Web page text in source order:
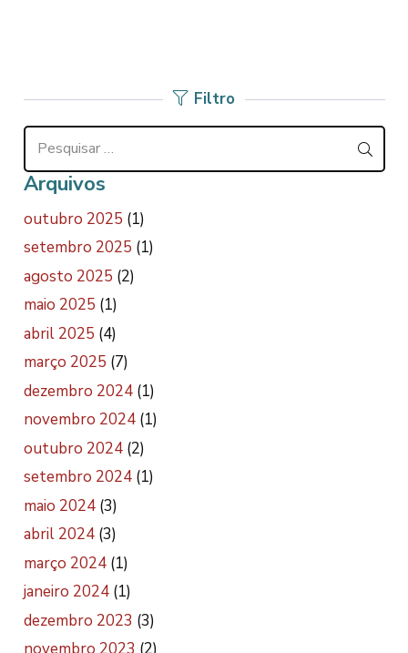
Filtro
Pesquisar
por:
Arquivos
outubro 2025 (1)
setembro 2025 (1)
agosto 2025 (2)
maio 2025 (1)
abril 2025 (4)
março 2025 (7)
dezembro 2024(1)
novembro 2024(1)
outubro 2024(2)
setembro 2024(1)
maio 2024(3)
abril 2024(3)
março 2024(1)
janeiro 2024(1)
dezembro 2023 (3)